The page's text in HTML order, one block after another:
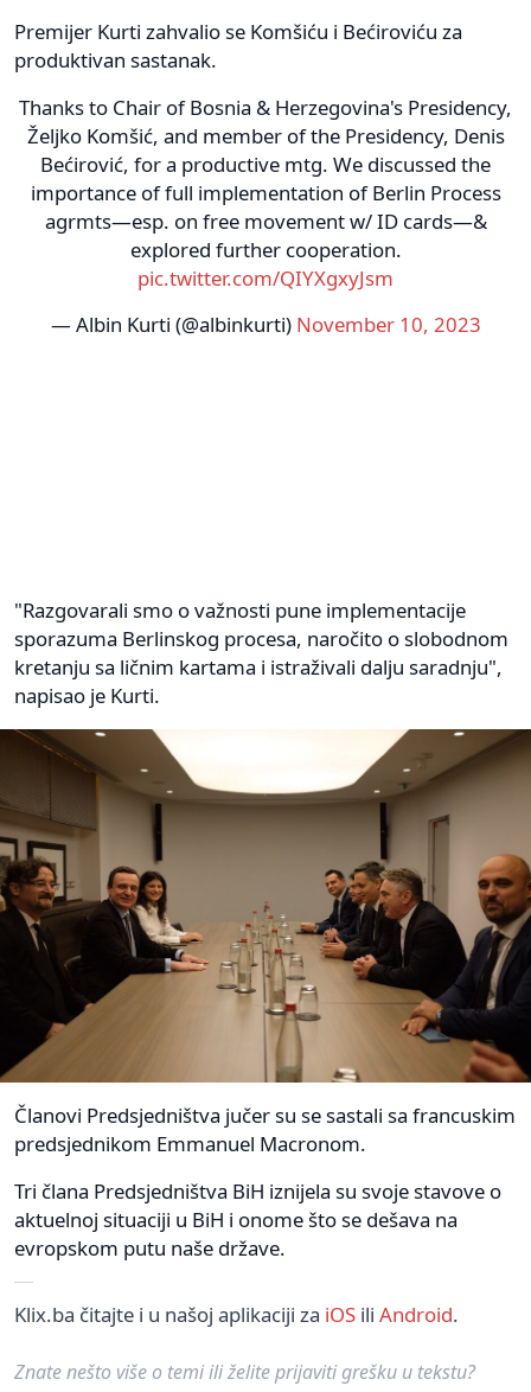
Premijer Kurti zahvalio se Komšiću i Bećiroviću za
produktivan sastanak.
Thanks to Chair of Bosnia & Herzegovina's Presidency,
Željko Komšić, and member of the Presidency, Denis
Bećirović, for a productive mtg. We discussed the
importance of full implementation of Berlin Process
agrmts—esp. on free movement w/ ID cards—&
explored further cooperation.
pic.twitter.com/QIYXgxyJsm
— Albin Kurti (@albinkurti) November 10, 2023
"Razgovarali smo o važnosti pune implementacije
sporazuma Berlinskog procesa, naročito o slobodnom
kretanju sa ličnim kartama i istraživali dalju saradnju",
napisao je Kurti.
Članovi Predsjedništva jučer su se sastali sa francuskim
predsjednikom Emmanuel Macronom.
Tri člana Predsjedništva BiH iznijela su svoje stavove o
aktuelnoj situaciji u BiH i onome što se dešava na
evropskom putu naše države.
Klix.ba čitajte i u našoj aplikaciji za iOS ili Android.
Znate nešto više o temi ili želite prijaviti grešku u tekstu?